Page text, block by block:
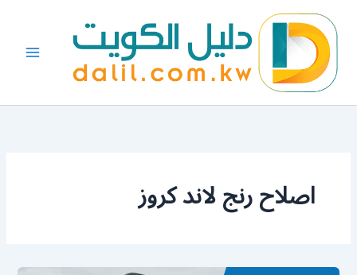
المحتوى
اصلاح رنج لاند كروز